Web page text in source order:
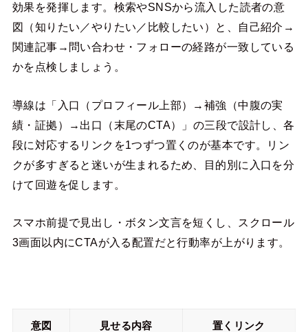
効果を発揮します。検索やSNSから流入した読者の意
図（知りたい／やりたい／比較したい）と、自己紹介→
関連記事→問い合わせ・フォローの経路が一致している
かを点検しましょう。
導線は「入口（プロフィール上部）→補強（中腹の実
績・証拠）→出口（末尾のCTA）」の三段で設計し、各
段に対応するリンクを1つずつ置くのが基本です。リン
クが多すぎると迷いが生まれるため、目的別に入口を分
けて回遊を促します。
スマホ前提で見出し・ボタン文言を短くし、スクロール
3画面以内にCTAが入る配置だと行動率が上がります。
意図 見せる内容 置くリンク